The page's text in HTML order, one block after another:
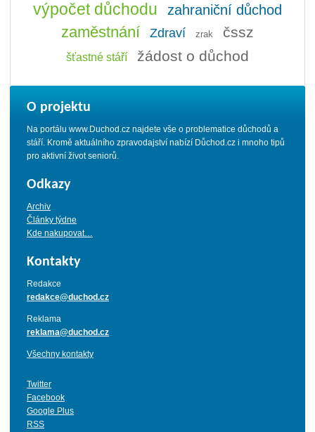
výpočet důchodu zahraniční důchod
zaměstnání Zdraví zrak čssz
šťastné stáří žádost o důchod
O projektu
Na portálu www.Duchod.cz najdete vše o problematice důchodů a
stáří. Kromě aktuálního zpravodajství nabízí Důchod.cz i mnoho tipů
pro aktivní život seniorů.
Odkazy
Archiv
Články týdne
Kde nakupovat…
Kontakty
Redakce
redakce@duchod.cz
Reklama
reklama@duchod.cz
Všechny kontakty
Twitter
Facebook
Google Plus
RSS